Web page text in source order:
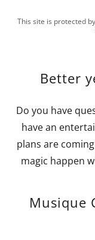
This site is protected
Better
Do you have
have an
plans are
magic happen
Musique